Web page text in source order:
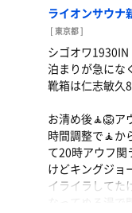
ライオンサウナ
[ 東京都 ]
シゴオワ1930IN
泊まりが急にな
靴箱は仁志敏久
お清め後🧘🦁ア
時間調整で🧘か
て20時アウフ関
けどキングジョ
イライラしてた
なってぬる湯